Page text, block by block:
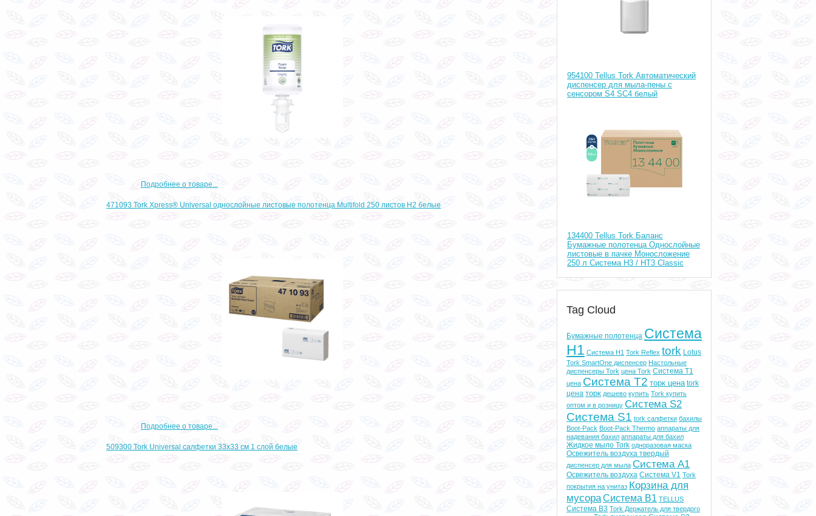
Подробнее о товаре...
471093 Tork Xpress® Universal однослойные листовые полотенца Multifold 250 листов H2 белые
Подробнее о товаре...
509300 Tork Universal салфетки 33х33 см 1 слой белые
954100 Tellus Tork Автоматический
диспенсер для мыла-пены с
сенсором S4 SC4 белый
134400 Tellus Tork Баланс
Бумажные полотенца Однослойные
листовые в пачке Моносложение
250 л Система H3 / HT3 Classic
Tag Cloud
Бумажные полотенца Система
H1 Система Н1 Tork Reflex tork Lotus
Tork SmartOne диспенсер Настольные
диспенсеры Tork цена Tork Система T1
цена Система T2 торк цена tork
цена торк дешево купить Tork купить
оптом и в розницу Система S2
Система S1 tork салфетки бахилы
Boot-Pack Boot-Pack Thermo аппараты для
надевания бахил аппараты для бахил
Жидкое мыло Tork одноразовая маска
Освежитель воздуха твердый
диспенсер для мыла Система A1
Освежитель воздуха Система V1 Tork
покрытия на унитаз Корзина для
мусораСистема B1 TELLUS
Система B3 Tork Держатель для твердого